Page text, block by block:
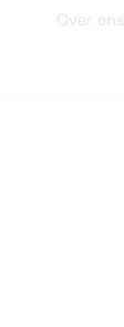
Over ons